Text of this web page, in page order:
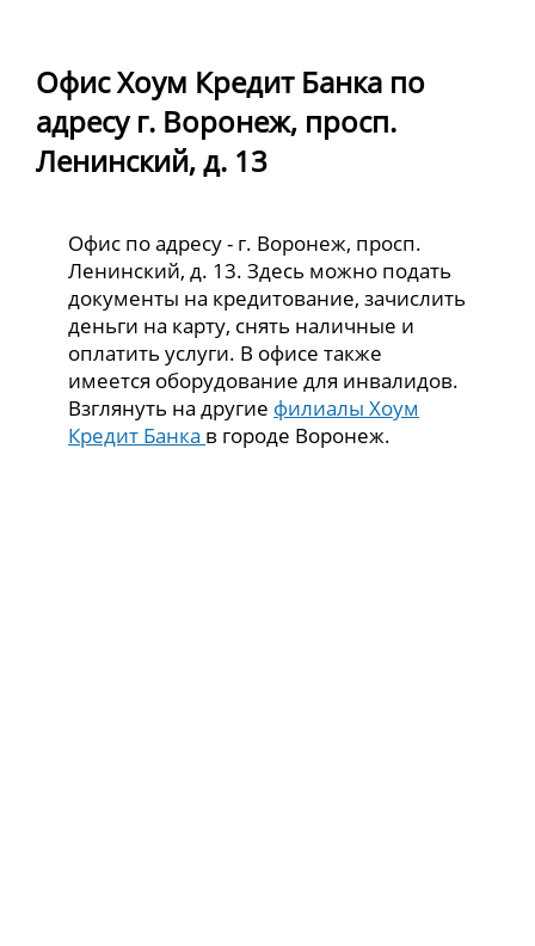
Офис Хоум Кредит Банка по
адресу г. Воронеж, просп.
Ленинский, д. 13
Офис по адресу - г. Воронеж, просп.
Ленинский, д. 13. Здесь можно подать
документы на кредитование, зачислить
деньги на карту, снять наличные и
оплатить услуги. В офисе также
имеется оборудование для инвалидов.
Взглянуть на другие филиалы Хоум
Кредит Банка в городе Воронеж.